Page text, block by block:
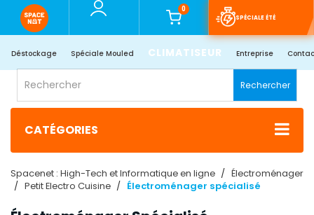
0
SPÉCIALE ÉTÉ
Déstockage Spéciale Mouled CLIMATISEUR Entreprise
Rechercher
CATÉGORIES
Spacenet : High-Tech et Informatique en ligne
Électroménager
Petit Electro Cuisine
Électroménager spécialisé